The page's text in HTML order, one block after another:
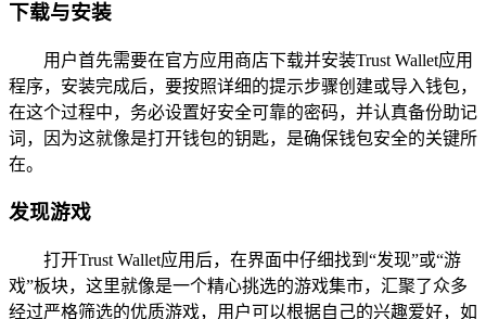
下载与安装
用户首先需要在官方应用商店下载并安装Trust Wallet应用
程序，安装完成后，要按照详细的提示步骤创建或导入钱包，
在这个过程中，务必设置好安全可靠的密码，并认真备份助记
词，因为这就像是打开钱包的钥匙，是确保钱包安全的关键所
在。
发现游戏
打开Trust Wallet应用后，在界面中仔细找到“发现”或“游
戏”板块，这里就像是一个精心挑选的游戏集市，汇聚了众多
经过严格筛选的优质游戏，用户可以根据自己的兴趣爱好，如